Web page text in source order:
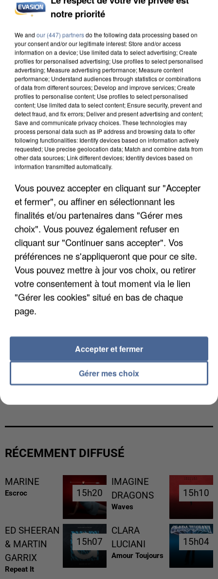
L’UN DES FONDATEURS SUPPOSÉS DE LA DZ
UN SECOND CADRE DE LA DZ MAFIA
INTERPELLÉ EN ALGÉRIE
COULÉE DE BOUE EN HAUTE-SAVOIE
RÉCEMMENT DIFFUSÉ
MARINE
Escroc 15h20
15h20
IMAGINE
DRAGONS
Waves
15h10
15h10
ED SHEERAN
& MARTIN
GARRIX
Repeat It
15h07
15h07
CLARA
LUCIANI
Amour Toujours
15h04
15h04
notre priorité
We and our (447) partnersdo the following data processing based on
your consent and/or our legitimate interest: Store and/or access
information on a device; Use limited data to select advertising; Create
profiles for personalised advertising; Use profiles to select personalised
advertising; Measure advertising performance; Measure content
performance; Understand audiences through statistics or combinations
of data from different sources; Develop and improve services; Create
profiles to personalise content; Use profiles to select personalised
content; Use limited data to select content; Ensure security, prevent and
detect fraud, and fix errors; Deliver and present advertising and content;
Save and communicate privacy choices. These technologies may
process personal data such as IP address and browsing data to offer
following functionalities: Identify devices based on information actively
requested; Use precise geolocation data; Match and combine data from
other data sources; Link different devices; Identify devices based on
information transmitted automatically.
Vous pouvez accepter en cliquant sur "Accepter
et fermer", ou affiner en sélectionnant les
finalités et/ou partenaires dans "Gérer mes
choix". Vous pouvez également refuser en
cliquant sur "Continuer sans accepter". Vos
préférences ne s'appliqueront que pour ce site.
Vous pouvez mettre à jour vos choix, ou retirer
votre consentement à tout moment via le lien
"Gérer les cookies" situé en bas de chaque
page.
Gérer mes choix
Accepter et fermer